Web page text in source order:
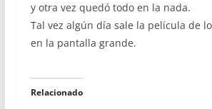
y otra vez quedó todo en la nada.
Tal vez algún día sale la película de
en la pantalla grande.
Relacionado